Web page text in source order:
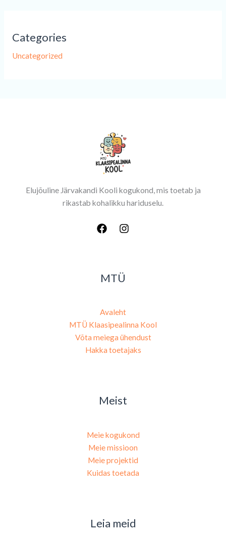
Categories
Uncategorized
Elujõuline Järvakandi Kooli kogukond, mis toetab ja
rikastab kohalikku hariduselu.
MTÜ
Avaleht
MTÜ Klaasipealinna Kool
Võta meiega ühendust
Hakka toetajaks
Meist
Meie kogukond
Meie missioon
Meie projektid
Kuidas toetada
Leia meid